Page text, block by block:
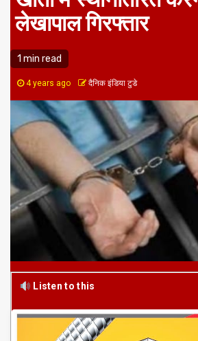
लेखापाल गिरफ्तार
1 min read
4 years ago दैनिक इंडिया टुडे
Listen to this